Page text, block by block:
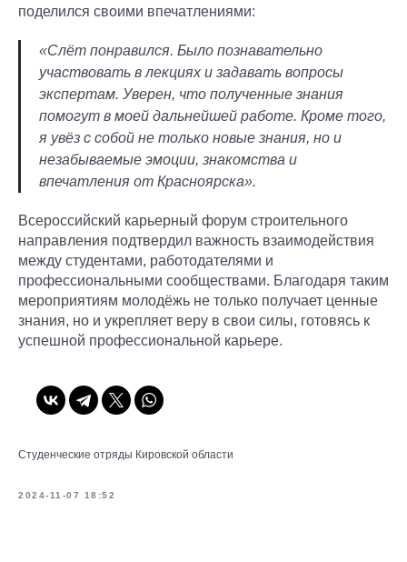
поделился своими впечатлениями:
«Слёт понравился. Было познавательно
участвовать в лекциях и задавать вопросы
экспертам. Уверен, что полученные знания
помогут в моей дальнейшей работе. Кроме того,
я увёз с собой не только новые знания, но и
незабываемые эмоции, знакомства и
впечатления от Красноярска».
Всероссийский карьерный форум строительного
направления подтвердил важность взаимодействия
между студентами, работодателями и
профессиональными сообществами. Благодаря таким
мероприятиям молодёжь не только получает ценные
знания, но и укрепляет веру в свои силы, готовясь к
успешной профессиональной карьере.
Студенческие отряды Кировской области
2024-11-07 18:52